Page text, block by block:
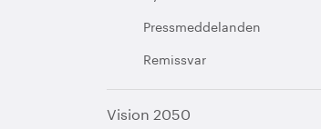
Pressmeddelanden
Remissvar
Vision 2050